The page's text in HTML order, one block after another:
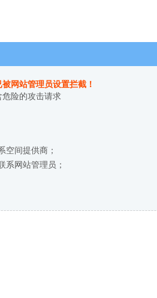
网站管理员设置拦截！
险的攻击请求
空间提供商；
系网站管理员；